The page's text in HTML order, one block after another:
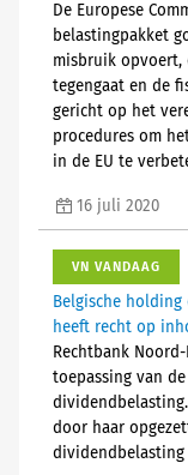
De Europese
belastingpakket
misbruik
tegengaat en de
gericht op het
procedures om
in de EU te
16 juli 2020
VN VANDAAG
Belgische
heeft recht op
Rechtbank
toepassing van
door haar